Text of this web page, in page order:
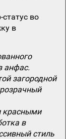
во
в
анфас.
загородной
красными
в
стиль